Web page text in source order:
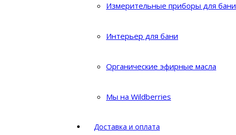
Измерительные приборы для бани
Интерьер для бани
Органические эфирные масла
Мы на Wildberries
Доставка и оплата